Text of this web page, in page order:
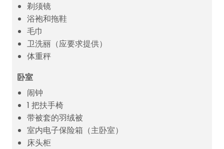
剃须镜
浴袍和拖鞋
毛巾
卫洗丽（应要求提供）
体重秤
卧室
闹钟
1 把扶手椅
带被套的羽绒被
室内电子保险箱（主卧室）
床头柜